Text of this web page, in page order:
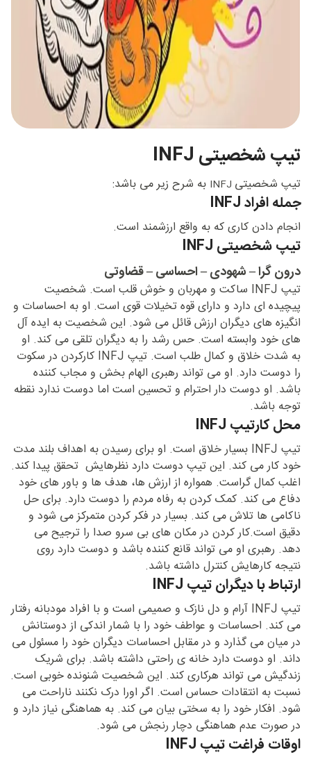
تیپ شخصیتی INFJ
تیپ شخصیتی به شرح زیر می باشد:
جمله افراد INFJ
انجام دادن کاری که به واقع ارزشمند است.
تیپ شخصیتی INFJ
درون گرا – شهودی – احساسی – قضاوتی
تیپ INFJ ساکت و مهربان و خوش قلب است. شخصیت
پیچیده ای دارد و دارای قوه تخیلات قوی است. او به احساسات و
انگیزه های دیگران ارزش قائل می شود. این شخصیت به ایده آل
های خود وابسته است. حس رشد را به دیگران تلقی می کند. او
به شدت خلاق و کمال طلب است. تیپ INFJ کارکردن در سکوت
را دوست دارد. او می تواند رهبری الهام بخش و مجاب کننده
باشد. او دوست دار احترام و تحسین است اما دوست ندارد نقطه
توجه باشد.
محل کارتیپ INFJ
تیپ INFJ بسیار خلاق است. او برای رسیدن به اهداف بلند مدت
خود کار می کند. این تیپ دوست دارد نظرهایش تحقق پیدا کند.
اغلب کمال گراست. همواره از ارزش ها، هدف ها و باور های خود
دفاع می کند. کمک کردن به رفاه مردم را دوست دارد. برای حل
ناکامی ها تلاش می کند. بسیار در فکر کردن متمرکز می شود و
دقیق است.کار کردن در مکان های بی سرو صدا را ترجیح می
دهد. رهبری او می تواند قانع کننده باشد و دوست دارد روی
نتیجه کارهایش کنترل داشته باشد.
ارتباط با دیگران تیپ INFJ
تیپ INFJ آرام و دل نازک و صمیمی است و با افراد مودبانه رفتار
می کند. احساسات و عواطف خود را با شمار اندکی از دوستانش
در میان می گذارد و در مقابل احساسات دیگران خود را مسئول می
داند. او دوست دارد خانه ی راحتی داشته باشد. برای شریک
زندگیش می تواند هرکاری کند. این شخصیت شنونده خوبی است.
نسبت به انتقادات حساس است. اگر اورا درک نکنند ناراحت می
شود. افکار خود را به سختی بیان می کند. به هماهنگی نیاز دارد و
در صورت عدم هماهنگی دچار رنجش می شود.
اوقات فراغت تیپ INFJ